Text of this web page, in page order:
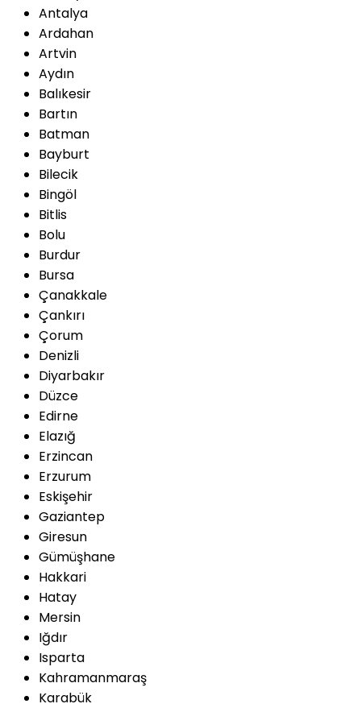
Antalya
Ardahan
Artvin
Aydın
Balıkesir
Bartın
Batman
Bayburt
Bilecik
Bingöl
Bitlis
Bolu
Burdur
Bursa
Çanakkale
Çankırı
Çorum
Denizli
Diyarbakır
Düzce
Edirne
Elazığ
Erzincan
Erzurum
Eskişehir
Gaziantep
Giresun
Gümüşhane
Hakkari
Hatay
Mersin
Iğdır
Isparta
Kahramanmaraş
Karabük